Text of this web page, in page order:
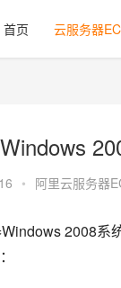
首页 云服务器
• 阿里云服务器
2008系